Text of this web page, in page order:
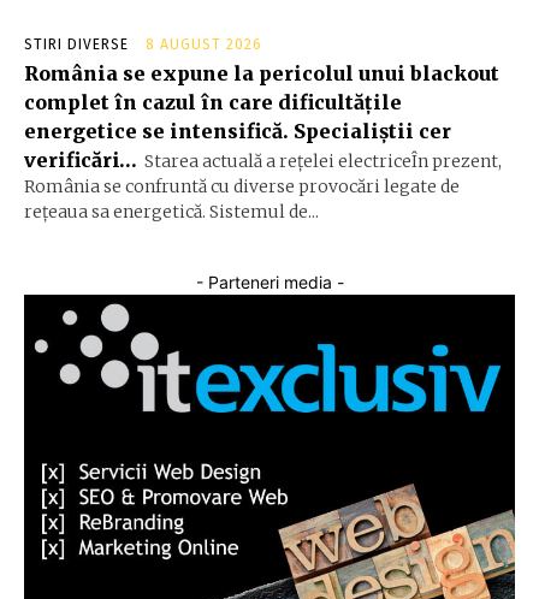
STIRI DIVERSE 8 AUGUST 2026
România se expune la pericolul unui blackout
complet în cazul în care dificultățile
energetice se intensifică. Specialiștii cer
verificări… Starea actuală a rețelei electriceÎn prezent,
România se confruntă cu diverse provocări legate de
rețeaua sa energetică. Sistemul de...
- Parteneri media -